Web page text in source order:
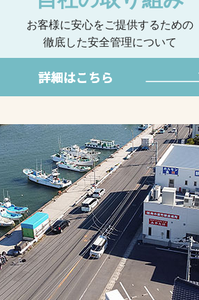
お客様に安心をご提供するための
徹底した安全管理について